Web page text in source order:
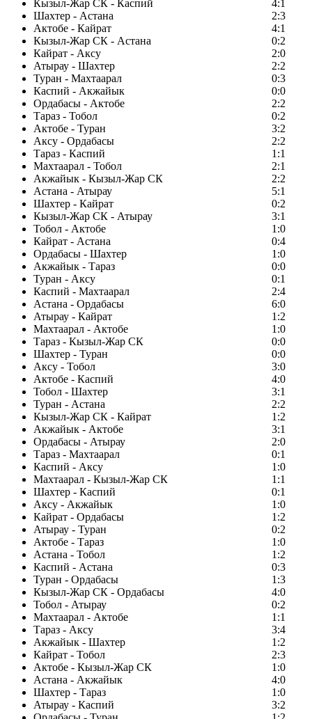
Кызыл-Жар СК - Каспий
4:1
Шахтер - Астана
2:3
Актобе - Кайрат
4:1
Кызыл-Жар СК - Астана
0:2
Кайрат - Аксу
2:0
Атырау - Шахтер
2:2
Туран - Махтаарал
0:3
Каспий - Акжайык
0:0
Ордабасы - Актобе
2:2
Тараз - Тобол
0:2
Актобе - Туран
3:2
Аксу - Ордабасы
2:2
Тараз - Каспий
1:1
Махтаарал - Тобол
2:1
Акжайык - Кызыл-Жар СК
2:2
Астана - Атырау
5:1
Шахтер - Кайрат
0:2
Кызыл-Жар СК - Атырау
3:1
Тобол - Актобе
1:0
Кайрат - Астана
0:4
Ордабасы - Шахтер
1:0
Акжайык - Тараз
0:0
Туран - Аксу
0:1
Каспий - Махтаарал
2:4
Астана - Ордабасы
6:0
Атырау - Кайрат
1:2
Махтаарал - Актобе
1:0
Тараз - Кызыл-Жар СК
0:0
Шахтер - Туран
0:0
Аксу - Тобол
3:0
Актобе - Каспий
4:0
Тобол - Шахтер
3:1
Туран - Астана
2:2
Кызыл-Жар СК - Кайрат
1:2
Акжайык - Актобе
3:1
Ордабасы - Атырау
2:0
Тараз - Махтаарал
0:1
Каспий - Аксу
1:0
Махтаарал - Кызыл-Жар СК
1:1
Шахтер - Каспий
0:1
Аксу - Акжайык
1:0
Кайрат - Ордабасы
1:2
Атырау - Туран
0:2
Актобе - Тараз
1:0
Астана - Тобол
1:2
Каспий - Астана
0:3
Туран - Ордабасы
1:3
Кызыл-Жар СК - Ордабасы
4:0
Тобол - Атырау
0:2
Махтаарал - Актобе
1:1
Тараз - Аксу
3:4
Акжайык - Шахтер
1:2
Кайрат - Тобол
2:3
Актобе - Кызыл-Жар СК
1:0
Астана - Акжайык
4:0
Шахтер - Тараз
1:0
Атырау - Каспий
3:2